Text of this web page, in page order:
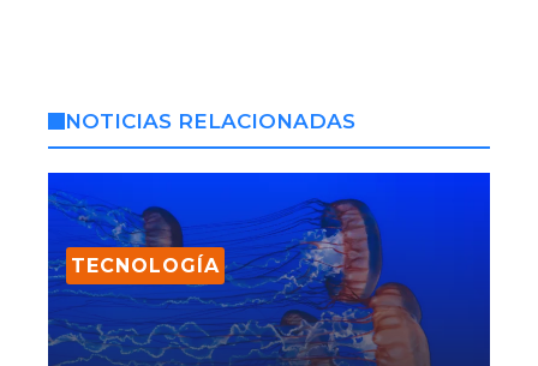
NOTICIAS RELACIONADAS
TECNOLOGÍA